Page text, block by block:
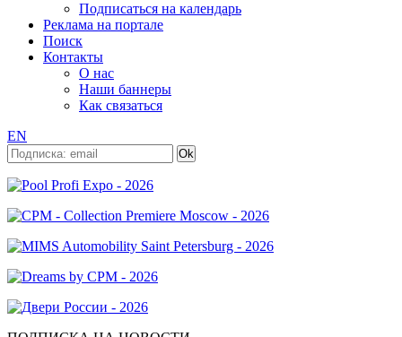
Подписаться на календарь
Реклама на портале
Поиск
Контакты
О нас
Наши баннеры
Как связаться
EN